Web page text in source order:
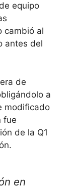
equipo
cambió al
antes del
de
a
modificado
fue
de la Q1
en